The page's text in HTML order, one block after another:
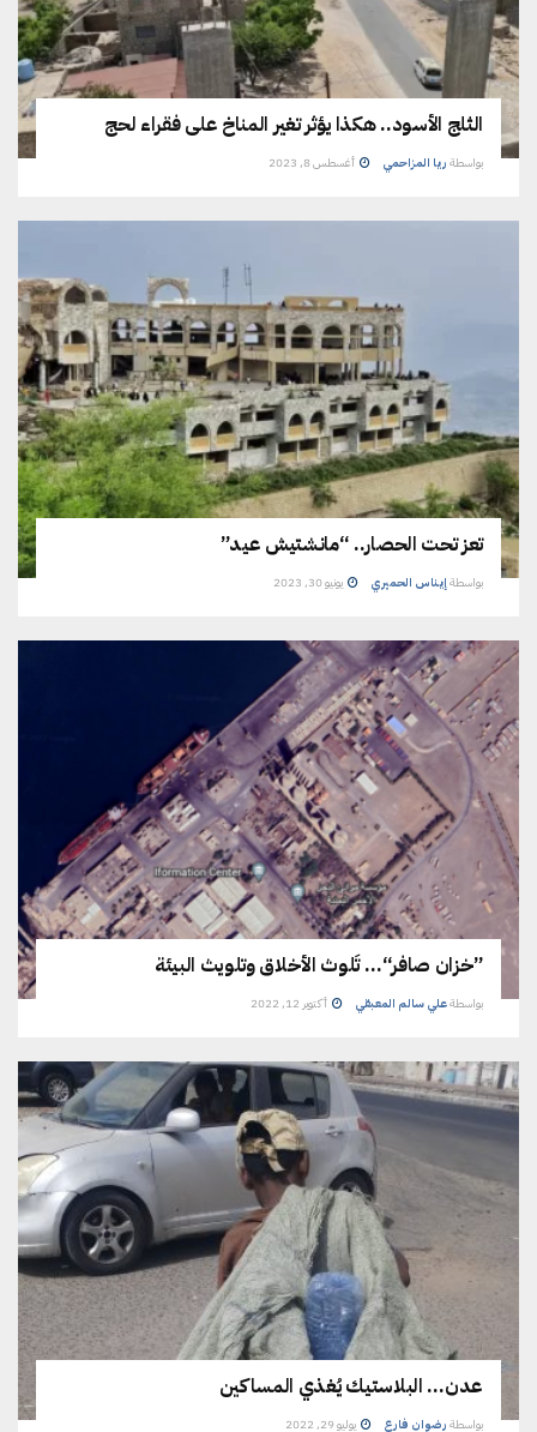
الثلج الأسود.. هكذا يؤثر تغير المناخ على فقراء لحج
بواسطة ريا المزاحمي أغسطس 8, 2023
تعز تحت الحصار.. “مانشتيش عيد”
بواسطةإيناس الحميري يونيو 30, 2023
”خزان صافر“… تَلوث الأخلاق وتلويث البيئة
بواسطةعلي سالم المعبقي أكتوبر 12, 2022
عدن… البلاستيك يُغذي المساكين
بواسطة رضوان فارع يوليو 29, 2022